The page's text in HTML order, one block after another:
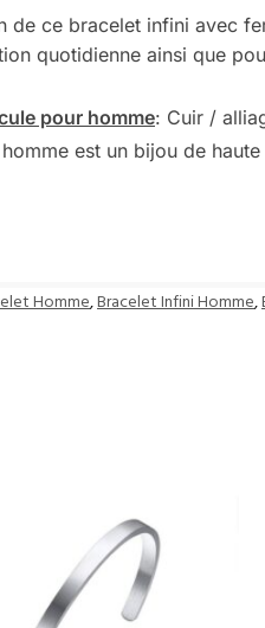
de ce bracelet infini avec
quotidienne ainsi que
pour homme: Cuir /
est un bijou de
Homme,Bracelet Infini Homme,